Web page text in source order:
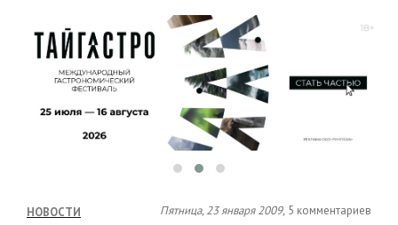
НОВОСТИ Пятница, 23 января 2009, 5 комментариев